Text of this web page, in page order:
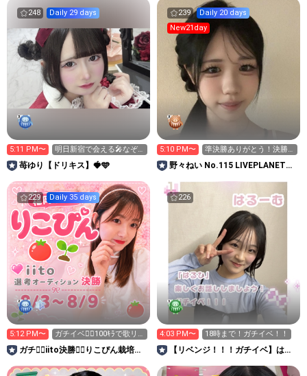
248 Daily 29 days
5:11 PM〜
明日新宿で会える🎤なぞ
なぞと怖い話する
苺ゆり【ドリキス】🍓🩵
239
Daily 20 days
New21day
5:10 PM〜
準決勝ありがとう！決勝
始まるよの会
野々ねい No.115 LIVEPLANET新
229 Daily 35 days
5:12 PM〜
ガチイベ❤️‍🔥100ｷﾗで歌リ
クエスト🎤✨
ガチ❤️‍🔥iito決勝❤️‍🔥りこぴん栽培所
226
4:03 PM〜 18時まで！ガチイベ！！
【リベンジ！！！ガチイベ】はる